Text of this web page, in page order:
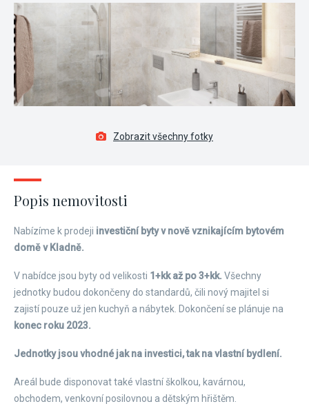
Zobrazit všechny fotky
Popis nemovitosti
Nabízíme k prodeji investiční byty v nově vznikajícím bytovém
domě v Kladně.
V nabídce jsou byty od velikosti 1+kk až po 3+kk. Všechny
jednotky budou dokončeny do standardů, čili nový majitel si
zajistí pouze už jen kuchyň a nábytek. Dokončení se plánuje na
konec roku 2023.
Jednotky jsou vhodné jak na investici, tak na vlastní bydlení.
Areál bude disponovat také vlastní školkou, kavárnou,
obchodem, venkovní posilovnou a dětským hřištěm.